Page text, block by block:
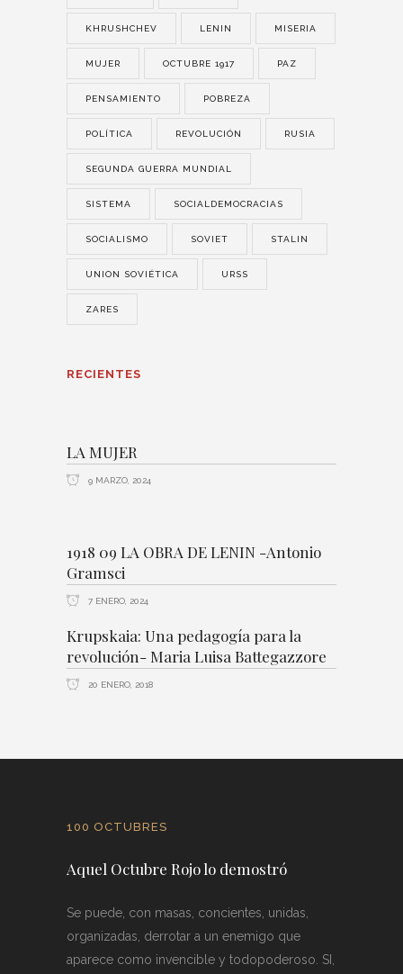
KHRUSHCHEV LENIN MISERIA
MUJER OCTUBRE 1917 PAZ
PENSAMIENTO POBREZA
POLÍTICA REVOLUCIÓN RUSIA
SEGUNDA GUERRA MUNDIAL
SISTEMA SOCIALDEMOCRACIAS
SOCIALISMO SOVIET STALIN
UNION SOVIÉTICA URSS
ZARES
RECIENTES
LA MUJER
9 MARZO, 2024
1918 09 LA OBRA DE LENIN -Antonio
Gramsci
7 ENERO, 2024
Krupskaia: Una pedagogía para la
revolución- Maria Luisa Battegazzore
20 ENERO, 2018
100 OCTUBRES
Aquel Octubre Rojo lo demostró
Se puede, con masas, concientes, unidas,
organizadas, derrotar a un enemigo que
aparece como invencible y todopoderoso. SI,